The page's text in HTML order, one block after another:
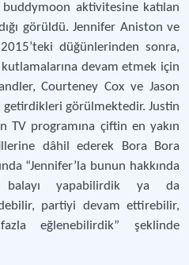
aktivitesine katılan
görüldü. Jennifer Aniston ve
düğünlerinden sonra,
devam etmek için
Courteney Cox ve Jason
getirdikleri görülmektedir. Justin
TV programına çiftin en yakın
dâhil ederek Bora Bora
“Jennifer’la bunun hakkında
yapabilirdik ya da
partiyi devam ettirebilir,
eğlenebilirdik” şeklinde